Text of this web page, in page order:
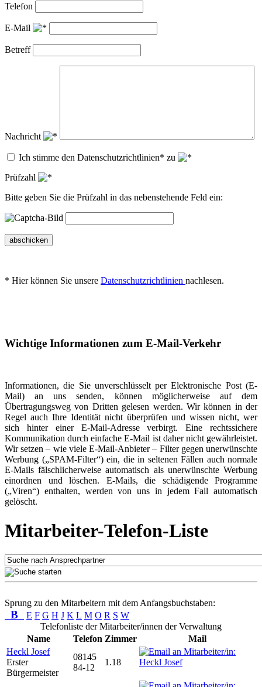
Telefon
E-Mail
Betreff
Nachricht
Ich stimme den Datenschutzrichtlinien* zu
Prüfzahl
Bitte geben Sie die Prüfzahl in das nebenstehende Feld ein:
abschicken
* Hier können Sie unsere Datenschutzrichtlinien nachlesen.
Wichtige Informationen zum E-Mail-Verkehr
Informationen, die Sie unverschlüsselt per Elektronische Post (E-
Mail) an uns senden, können möglicherweise auf dem
Übertragungsweg von Dritten gelesen werden. Wir können in der
Regel auch Ihre Identität nicht überprüfen und wissen nicht, wer
sich hinter einer E-Mail-Adresse verbirgt. Eine rechtssichere
Kommunikation durch einfache E-Mail ist daher nicht gewährleistet.
Wir setzen – wie viele E-Mail-Anbieter – Filter gegen unerwünschte
Werbung („SPAM-Filter“) ein, die in seltenen Fällen auch normale
E-Mails fälschlicherweise automatisch als unerwünschte Werbung
einordnen und löschen. E-Mails, die schädigende Programme
(„Viren“) enthalten, werden von uns in jedem Fall automatisch
gelöscht.
Mitarbeiter-Telefon-Liste
Sprung zu den Mitarbeitern mit dem Anfangsbuchstaben:
B E F G H J K L M O R S W
Telefonliste der Mitarbeiter/innen der Verwaltung
Name
Telefon Zimmer
Mail
Heckl Josef
Erster
Bürgermeister
08145
84-12
1.18